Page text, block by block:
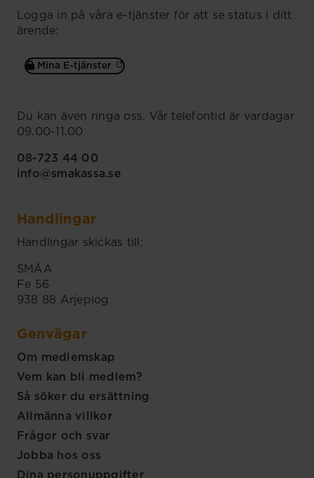
Logga in på våra e-tjänster för att se status i ditt
ärende:
Mina E-tjänster
Du kan även ringa oss. Vår telefontid är vardagar
09.00-11.00
08-723 44 00
info@smakassa.se
Handlingar
Handlingar skickas till:
SMÅA
Fe 56
938 88 Arjeplog
Genvägar
Om medlemskap
Vem kan bli medlem?
Så söker du ersättning
Allmänna villkor
Frågor och svar
Jobba hos oss
Dina personuppgifter